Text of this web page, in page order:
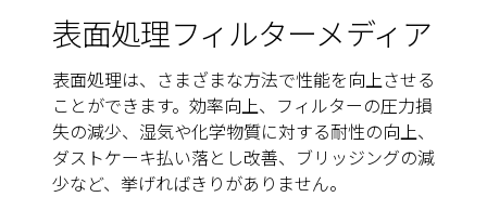
表面処理フィルターメディア
表面処理は、さまざまな方法で性能を向上させる
ことができます。効率向上、フィルターの圧力損
失の減少、湿気や化学物質に対する耐性の向上、
ダストケーキ払い落とし改善、ブリッジングの減
少など、挙げればきりがありません。